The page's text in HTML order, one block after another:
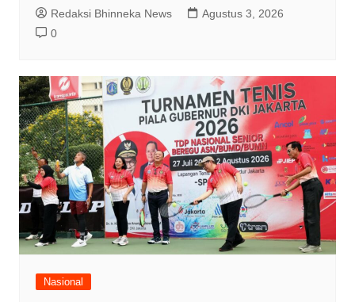
Redaksi Bhinneka News
Agustus 3, 2026
0
Nasional